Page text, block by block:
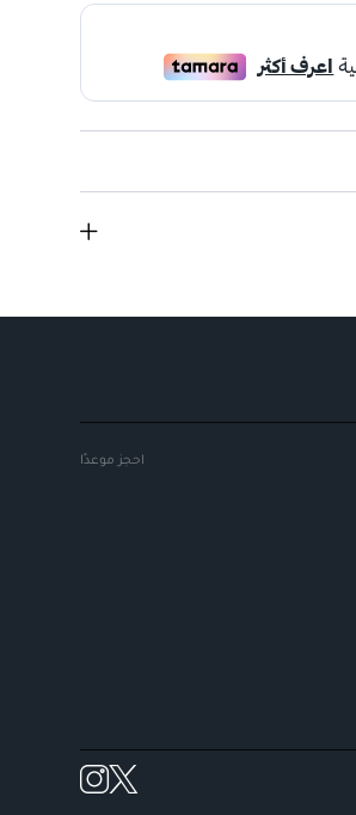
احجز موعدًا